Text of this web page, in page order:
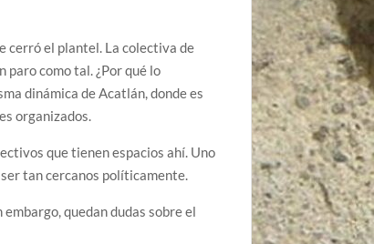
cerró el plantel. La colectiva de
paro como tal. ¿Por qué lo
dinámica de Acatlán, donde es
organizados.
que tienen espacios ahí. Uno
tan cercanos políticamente.
quedan dudas sobre el